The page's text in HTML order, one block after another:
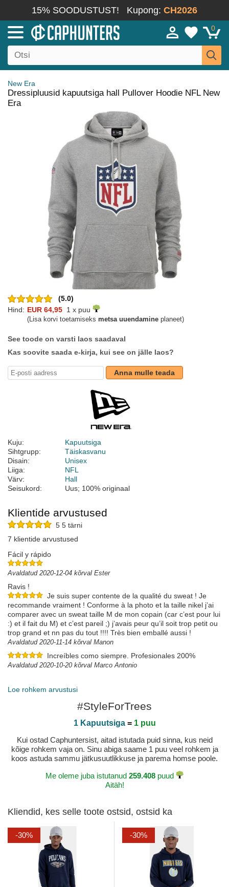
15% SOODUSTUST! Kupong: CH2026
0
New Era
Dressipluusid kapuutsiga hall Pullover Hoodie NFL New
Era
(5.0)
Hind: EUR 64,95 1 x puu
(Lisa korvi toetamiseks metsa uuendamine planeet)
See toode on varsti laos saadaval
Kas soovite saada e-kirja, kui see on jälle laos?
Anna mulle teada
Kuju:
Kapuutsiga
Sihtgrupp:
Täiskasvanu
Disain:
Unisex
Liiga:
NFL
Värv:
Hall
Seisukord:
Uus; 100% originaal
Klientide arvustused
5 5 tärni
7 klientide arvustused
Fácil y rápido
Avaldatud 2020-12-04 kõrval Ester
Ravis !
Je suis super contente de la qualité du sweat ! Je
recommande vraiment ! Conforme à la photo et la taille nikel j’ai
comparer avec un sweat taille M de mon copain (car c’est pour lui
:) et il fait du M) et c’est pareil ;) j’avais peur qu’il soit trop petit ou
trop grand et nn pas du tout !!!! Très bien emballé aussi !
Avaldatud 2020-11-14 kõrval Manon
Increíbles como siempre. Profesionales 200%
Avaldatud 2020-10-20 kõrval Marco Antonio
Loe rohkem arvustusi
#StyleForTrees
1 Kapuutsiga= 1 puu
Kui ostad Caphuntersist, aitad istutada puid sinna, kus neid
kõige rohkem vaja on. Sinu abiga saame 1 puu veel rohkem ja
koos astuda sammu jätkusuutlikkuse ja parema homse poole.
Me oleme juba istutanud 259.408 puud
Aitäh!
Kliendid, kes selle toote ostsid, ostsid ka
-30% -30%